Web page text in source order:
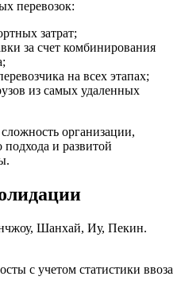
перевозок:
затрат;
за счет комбинирования
на всех этапах;
из самых удаленных
организации,
и развитой
Шанхай, Иу, Пекин.
с учетом статистики ввоза